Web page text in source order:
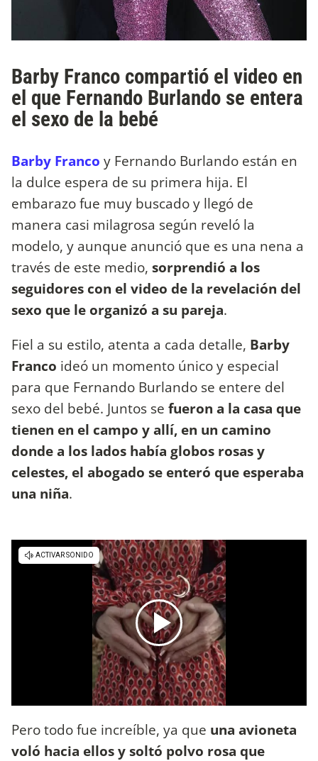
Barby Franco compartió el video en
el que Fernando Burlando se entera
el sexo de la bebé
Barby Franco y Fernando Burlando están en
la dulce espera de su primera hija. El
embarazo fue muy buscado y llegó de
manera casi milagrosa según reveló la
modelo, y aunque anunció que es una nena a
través de este medio, sorprendió a los
seguidores con el video de la revelación del
sexo que le organizó a su pareja.
Fiel a su estilo, atenta a cada detalle, Barby
Franco ideó un momento único y especial
para que Fernando Burlando se entere del
sexo del bebé. Juntos se fueron a la casa que
tienen en el campo y allí, en un camino
donde a los lados había globos rosas y
celestes, el abogado se enteró que esperaba
una niña.
Pero todo fue increíble, ya que una avioneta
voló hacia ellos y soltó polvo rosa que